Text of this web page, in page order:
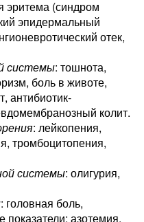
эритема (синдром
эпидермальный
отек,
системы: тошнота,
боль в животе,
антибиотик-
колит.
: лейкопения,
тромбоцитопения,
системы: олигурия,
: головная боль,
азотемия,